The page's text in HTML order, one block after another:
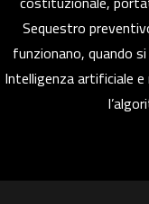
Sequestro
funzionano, quando
Intelligenza artificiale